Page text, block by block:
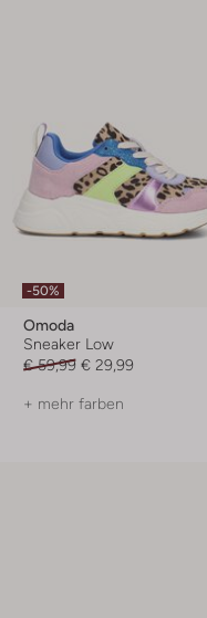
-50%
Omoda
Sneaker Low
€ 59,99 € 29,99
+ mehr farben